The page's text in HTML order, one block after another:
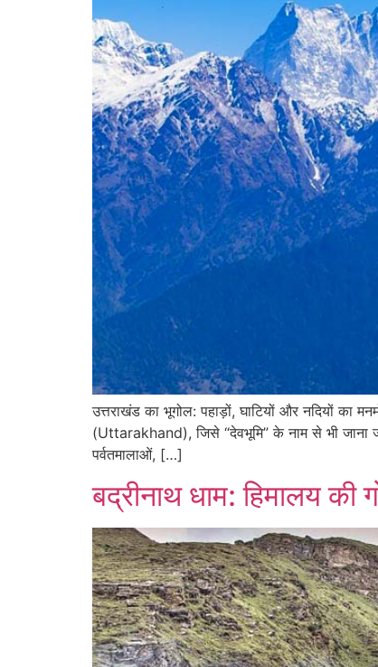
उत्तराखंड का भूगोल: पहाड़ों, घाटियों और
(Uttarakhand), जिसे “देवभूमि” के नाम से भी जाना
पर्वतमालाओं, […]
बद्रीनाथ धाम: हिमालय की